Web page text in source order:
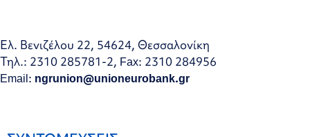
Ελ. Βενιζέλου 22, 54624, Θεσσαλονίκη
Τηλ.: 2310 285781-2, Fax: 2310 284956
Email: ngrunion@unioneurobank.gr